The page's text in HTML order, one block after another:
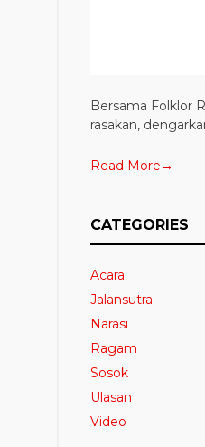
Bersama Folklor
rasakan,
Read More→
CATEGORIES
Acara
Jalansutra
Narasi
Ragam
Sosok
Ulasan
Video